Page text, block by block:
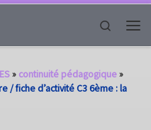
Search
» continuité pédagogique»
/ fiche d’activité C3 6ème : la